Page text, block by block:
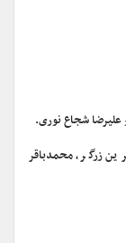
شجاع نوری.
زرگر، محمدباقر